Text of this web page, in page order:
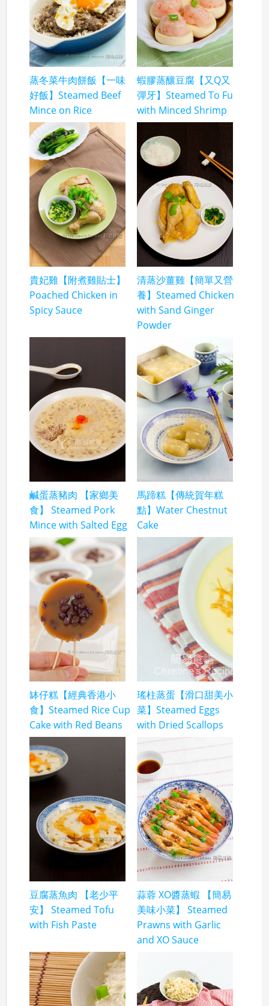
蒸冬菜牛肉餅飯【一味
好飯】Steamed Beef
Mince on Rice
蝦膠蒸釀豆腐【又Q又
彈牙】Steamed To Fu
with Minced Shrimp
貴妃雞【附煮雞貼士】
Poached Chicken in
Spicy Sauce
清蒸沙薑雞【簡單又營
養】Steamed Chicken
with Sand Ginger
Powder
鹹蛋蒸豬肉 【家鄉美
食】 Steamed Pork
Mince with Salted Egg
馬蹄糕【傳統賀年糕
點】Water Chestnut
Cake
缽仔糕【經典香港小
食】Steamed Rice Cup
Cake with Red Beans
瑤柱蒸蛋【滑口甜美小
菜】Steamed Eggs
with Dried Scallops
豆腐蒸魚肉 【老少平
安】 Steamed Tofu
with Fish Paste
蒜蓉 XO醬蒸蝦 【簡易
美味小菜】 Steamed
Prawns with Garlic
and XO Sauce